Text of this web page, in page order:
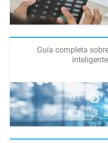
Guía completa